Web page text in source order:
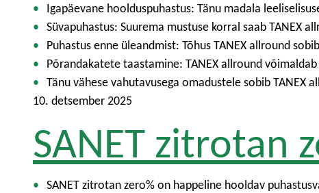
Igapäevane hoolduspuhastus: Tänu madala
Süvapuhastus: Suurema mustuse korral saab TANEX
Puhastus enne üleandmist: Tõhus TANEX allround
Põrandakatete taastamine: TANEX allround
Tänu vähese vahutavusega omadustele sobib TANEX
10. detsember 2025
SANET zitrotan
SANET zitrotan zero% on happeline hooldav